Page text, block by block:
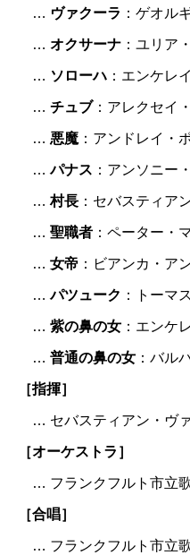
… ヴァクーラ ：ゲオル
… オクサーナ ：ユリア
… ソローハ ：エンケレ
… チュブ：アレクセイ
… 悪魔 ：アンドレイ・
…パナス ：アンソニー
…村長 ：セバスティア
… 聖職者 ：ペーター・
… 女帝 ：ビアンカ・ア
…パツューク ：トーマ
… 紫の鼻の女 ：エンケ
… 普通の鼻の女 ：バル
［指揮］
… セバスティアン・ヴ
［オーケストラ］
… フランクフルト市立
［合唱］
… フランクフルト市立